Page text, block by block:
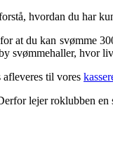
hvordan du har
at du kan svømme
svømmehaller, hvor
afleveres til vores
lejer roklubben